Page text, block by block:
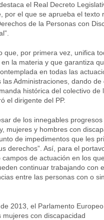
el Real Decreto
por el que se aprueba el texto
de la Personas con
que, por primera vez, unifica
la materia y que garantiza
en todas las
las Administraciones, dando de
histórica del colectivo de
el dirigente del PP.
de los innegables
mujeres y hombres con
de impedimentos que les
derechos”. Así, para el
campos de actuación en los
continuar trabajando con
entre las personas con o sin
2013, el Parlamento
mujeres con discapacidad